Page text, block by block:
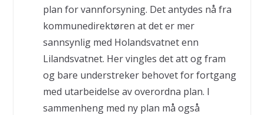
plan for vannforsyning. Det antydes nå fra
kommunedirektøren at det er mer
sannsynlig med Holandsvatnet enn
Lilandsvatnet. Her vingles det att og fram
og bare understreker behovet for fortgang
med utarbeidelse av overordna plan. I
sammenheng med ny plan må også